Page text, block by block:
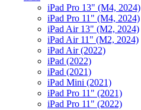
iPad Pro 13" (M4, 2024)
iPad Pro 11" (M4, 2024)
iPad Air 13" (M2, 2024)
iPad Air 11" (M2, 2024)
iPad Air (2022)
iPad (2022)
iPad (2021)
iPad Mini (2021)
iPad Pro 11" (2021)
iPad Pro 11" (2022)